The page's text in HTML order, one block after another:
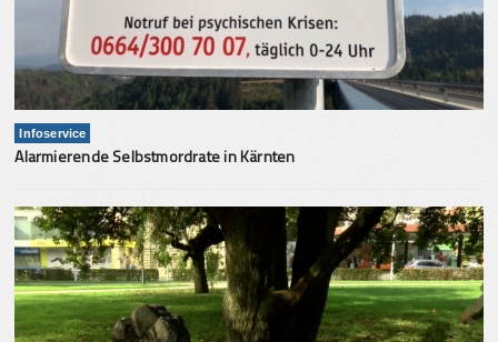
Infoservice
Alarmierende Selbstmordrate in Kärnten